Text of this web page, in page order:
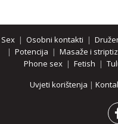
Sex| Osobni kontakti |
| Potencija | Masaže i striptiz
Phone sex| Fetish |
Uvjeti korištenja |